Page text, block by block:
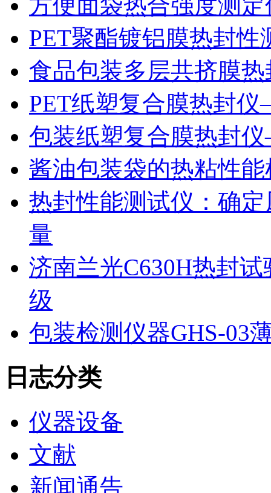
方便面袋热合强度测
PET聚酯镀铝膜热封性
食品包装多层共挤膜
PET纸塑复合膜热封
包装纸塑复合膜热封
酱油包装袋的热粘性
热封性能测试仪：确
量
济南兰光C630H热封
级
包装检测仪器GHS-03
日志分类
仪器设备
文献
新闻通告